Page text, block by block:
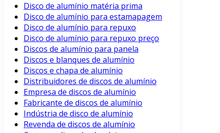
Disco de alumínio matéria prima
Disco de alumínio para estamapagem
Disco de alumínio para repuxo
Disco de alumínio para repuxo preço
Discos de alumínio para panela
Discos e blanques de alumínio
Discos e chapa de alumínio
Distribuidores de discos de alumínio
Empresa de discos de alumínio
Fabricante de discos de alumínio
Indústria de disco de alumínio
Revenda de discos de alumínio